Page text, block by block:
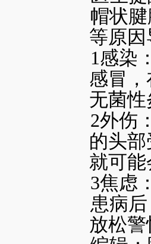
帽状
等原因
1感染
感冒
无菌
2外伤
的头
就可
3焦虑
患病
放松警